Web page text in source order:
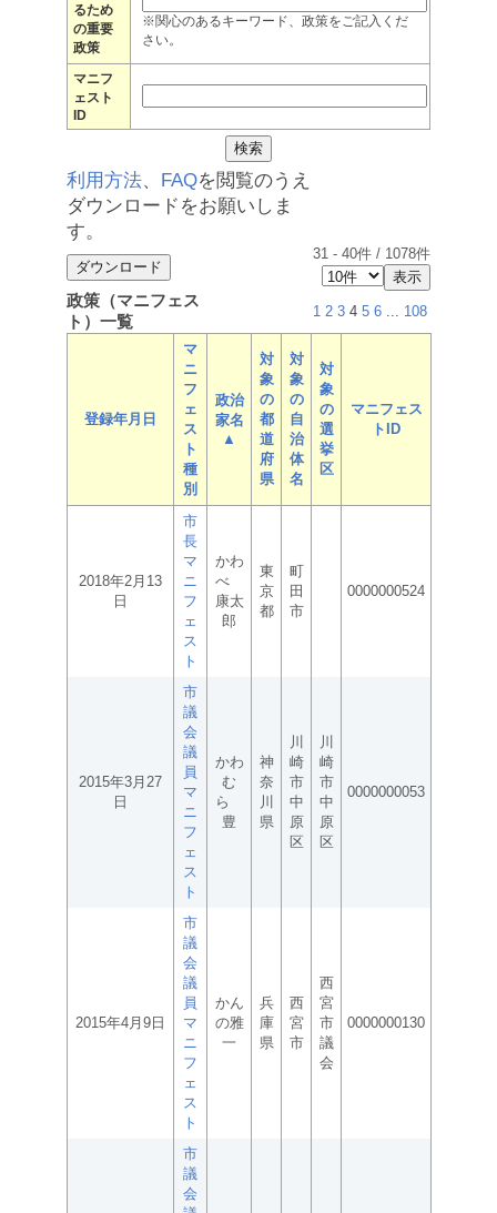
るため
の重要
政策
※関心のあるキーワード、政策をご記入くだ
さい。
マニフ
ェスト
ID
利用方法、 FAQを閲覧のうえ
ダウンロードをお願いしま
す。
31 - 40件 / 1078件
政策（マニフェス
ト）一覧
1 2 3 4 5 6 ... 108
登録年月日
マ
ニ
フ
ェ
ス
ト
種
別
政治
家名
▲
対
象
の
都
道
府
県
対
象
の
自
治
体
名
対
象
の
選
挙
区
マニフェス
トID
2018年2月13
日
市
長
マ
ニ
フ
ェ
ス
ト
かわ
べ
康太
郎
東
京
都
町
田
市
0000000524
2015年3月27
日
市
議
会
議
員
マ
ニ
フ
ェ
ス
ト
かわ
む
ら
豊
神
奈
川
県
川
崎
市
中
原
区
川
崎
市
中
原
区
0000000053
2015年4月9日
市
議
会
議
員
マ
ニ
フ
ェ
ス
ト
かん
の雅
一
兵
庫
県
西
宮
市
西
宮
市
議
会
0000000130
市
議
会